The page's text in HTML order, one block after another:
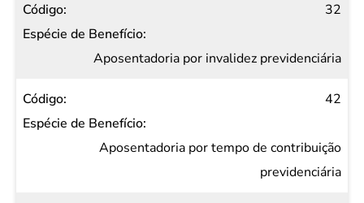
Benefício
32
Aposentadoria por invalidez previdenciária
42
Aposentadoria por tempo de contribuição
previdenciária